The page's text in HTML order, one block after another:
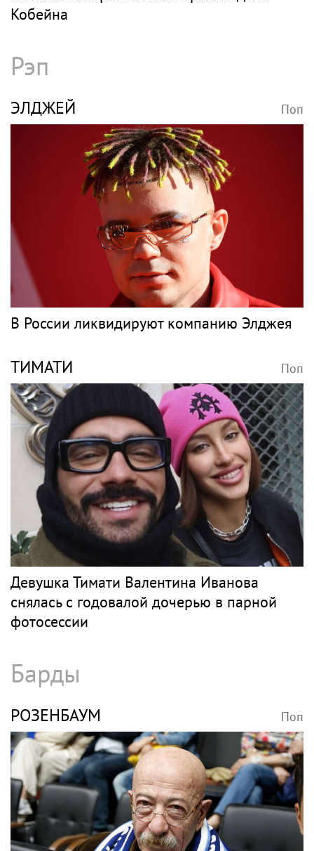
Кобейна
Рэп
ЭЛДЖЕЙ Поп
В России ликвидируют компанию Элджея
ТИМАТИ Поп
Девушка Тимати Валентина Иванова
снялась с годовалой дочерью в парной
фотосессии
Барды
РОЗЕНБАУМ Поп